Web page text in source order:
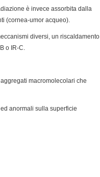
è invece assorbita dalla
(cornea-umor acqueo).
diversi, un riscaldamento
o IR-C.
macromolecolari che
anormali sulla superficie